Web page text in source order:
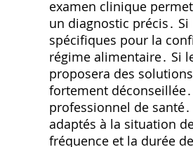
examen clinique
un diagnostic précis․
spécifiques pour la
régime alimentaire․ Si
proposera des
fortement
professionnel de
adaptés à la situation
fréquence et la durée